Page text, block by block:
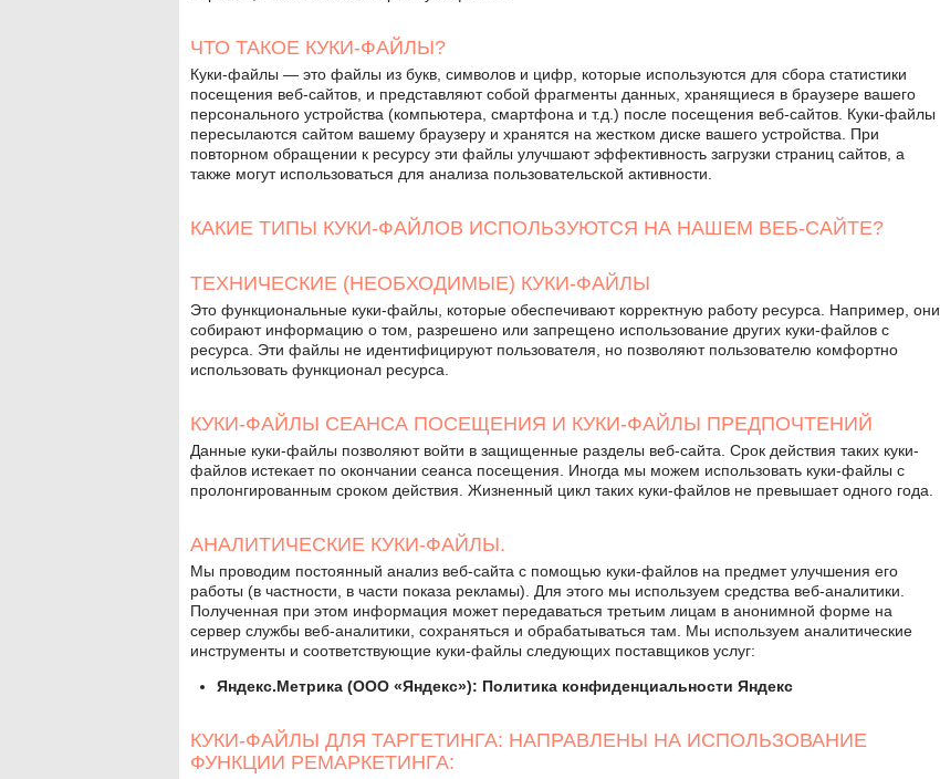
ЧТО ТАКОЕ КУКИ-ФАЙЛЫ?
Куки-файлы — это файлы из букв, символов и цифр, которые используются для сбора статистики
посещения веб-сайтов, и представляют собой фрагменты данных, хранящиеся в браузере вашего
персонального устройства (компьютера, смартфона и т.д.) после посещения веб-сайтов. Куки-файлы
пересылаются сайтом вашему браузеру и хранятся на жестком диске вашего устройства. При
повторном обращении к ресурсу эти файлы улучшают эффективность загрузки страниц сайтов, а
также могут использоваться для анализа пользовательской активности.
КАКИЕ ТИПЫ КУКИ-ФАЙЛОВ ИСПОЛЬЗУЮТСЯ НА НАШЕМ ВЕБ-САЙТЕ?
ТЕХНИЧЕСКИЕ (НЕОБХОДИМЫЕ) КУКИ-ФАЙЛЫ
Это функциональные куки-файлы, которые обеспечивают корректную работу ресурса. Например, они
собирают информацию о том, разрешено или запрещено использование других куки-файлов с
ресурса. Эти файлы не идентифицируют пользователя, но позволяют пользователю комфортно
использовать функционал ресурса.
КУКИ-ФАЙЛЫ СЕАНСА ПОСЕЩЕНИЯ И КУКИ-ФАЙЛЫ ПРЕДПОЧТЕНИЙ
Данные куки-файлы позволяют войти в защищенные разделы веб-сайта. Срок действия таких куки-
файлов истекает по окончании сеанса посещения. Иногда мы можем использовать куки-файлы с
пролонгированным сроком действия. Жизненный цикл таких куки-файлов не превышает одного года.
АНАЛИТИЧЕСКИЕ КУКИ-ФАЙЛЫ.
Мы проводим постоянный анализ веб-сайта с помощью куки-файлов на предмет улучшения его
работы (в частности, в части показа рекламы). Для этого мы используем средства веб-аналитики.
Полученная при этом информация может передаваться третьим лицам в анонимной форме на
сервер службы веб-аналитики, сохраняться и обрабатываться там. Мы используем аналитические
инструменты и соответствующие куки-файлы следующих поставщиков услуг:
Яндекс.Метрика (ООО «Яндекс»): Политика конфиденциальности Яндекс
КУКИ-ФАЙЛЫ ДЛЯ ТАРГЕТИНГА: НАПРАВЛЕНЫ НА ИСПОЛЬЗОВАНИЕ
ФУНКЦИИ РЕМАРКЕТИНГА: